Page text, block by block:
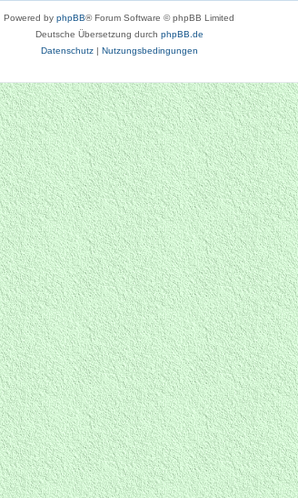
Powered by phpBB® Forum Software © phpBB Limited
Deutsche Übersetzung durch phpBB.de
Datenschutz| Nutzungsbedingungen